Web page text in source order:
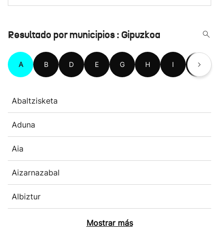
Resultado por municipios : Gipuzkoa
A B D E G H I L
Abaltzisketa
Aduna
Aia
Aizarnazabal
Albiztur
Mostrar más